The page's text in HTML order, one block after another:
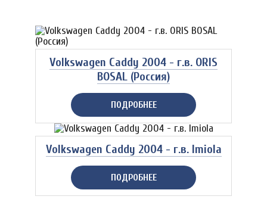
Volkswagen Caddy 2004 - г.в. ORIS
BOSAL (Россия)
ПОДРОБНЕЕ
Volkswagen Caddy 2004 - г.в. Imiola
ПОДРОБНЕЕ